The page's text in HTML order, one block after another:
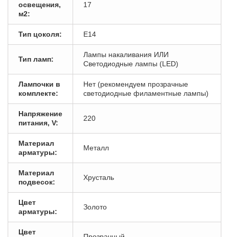
освещения,
м2:
17
Тип цоколя: E14
Тип ламп:
Лампы накаливания ИЛИ
Светодиодные лампы (LED)
Лампочки в
комплекте:
Нет (рекомендуем прозрачные
светодиодные филаментные лампы)
Напряжение
питания, V:
220
Материал
арматуры:
Металл
Материал
подвесок:
Хрусталь
Цвет
арматуры:
Золото
Цвет